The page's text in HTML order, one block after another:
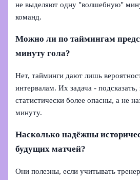
не выделяют одну "волшебную"
команд.
Можно ли по таймингам
минуту гола?
Нет, тайминги дают лишь
интервалам. Их задача - подсказать,
статистически более опасны, а не
минуту.
Насколько надёжны
будущих матчей?
Они полезны, если учитывать